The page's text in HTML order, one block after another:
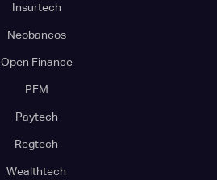
Insurtech
Neobancos
Open Finance
PFM
Paytech
Regtech
Wealthtech